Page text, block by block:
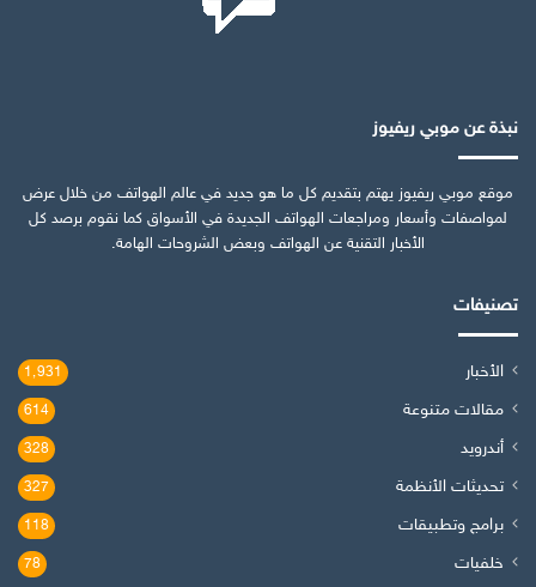
نبذة عن موبي ريفيوز
موقع موبي ريفيوز يهتم بتقديم كل ما هو جديد في عالم الهواتف من خلال عرض
لمواصفات وأسعار ومراجعات الهواتف الجديدة في الأسواق كما نقوم برصد كل
الأخبار التقنية عن الهواتف وبعض الشروحات الهامة.
تصنيفات
الأخبار 1٬931
مقالات متنوعة 614
أندرويد 328
تحديثات الأنظمة 327
برامج وتطبيقات 118
خلفيات 78